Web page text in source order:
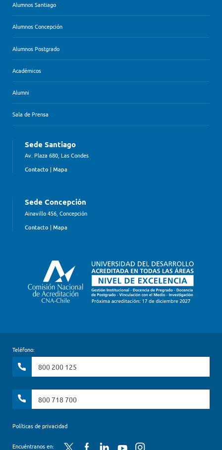
Alumnos Santiago
Alumnos Concepción
Alumnos Postgrado
Académicos
Alumni
Sala de Prensa
Sede Santiago
Av. Plaza 680, Las Condes
Contacto | Mapa
Sede Concepción
Ainavillo 456, Concepción
Contacto | Mapa
Teléfono:
800 200 125
800 718 700
Políticas de privacidad
Encuéntranos en: Twitter FacebookLinkedInYouTubeInstagram